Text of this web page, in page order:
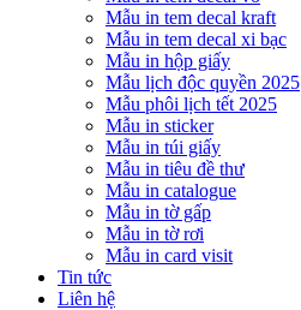
Mẫu in tem decal kraft
Mẫu in tem decal xi bạc
Mẫu in hộp giấy
Mẫu lịch độc quyền 2025
Mẫu phôi lịch tết 2025
Mẫu in sticker
Mẫu in túi giấy
Mẫu in tiêu đề thư
Mẫu in catalogue
Mẫu in tờ gấp
Mẫu in tờ rơi
Mẫu in card visit
Tin tức
Liên hệ